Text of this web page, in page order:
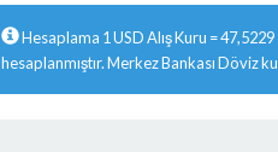
Hesaplama 1 USD Alış Kuru =
hesaplanmıştır. Merkez Bankası Döviz